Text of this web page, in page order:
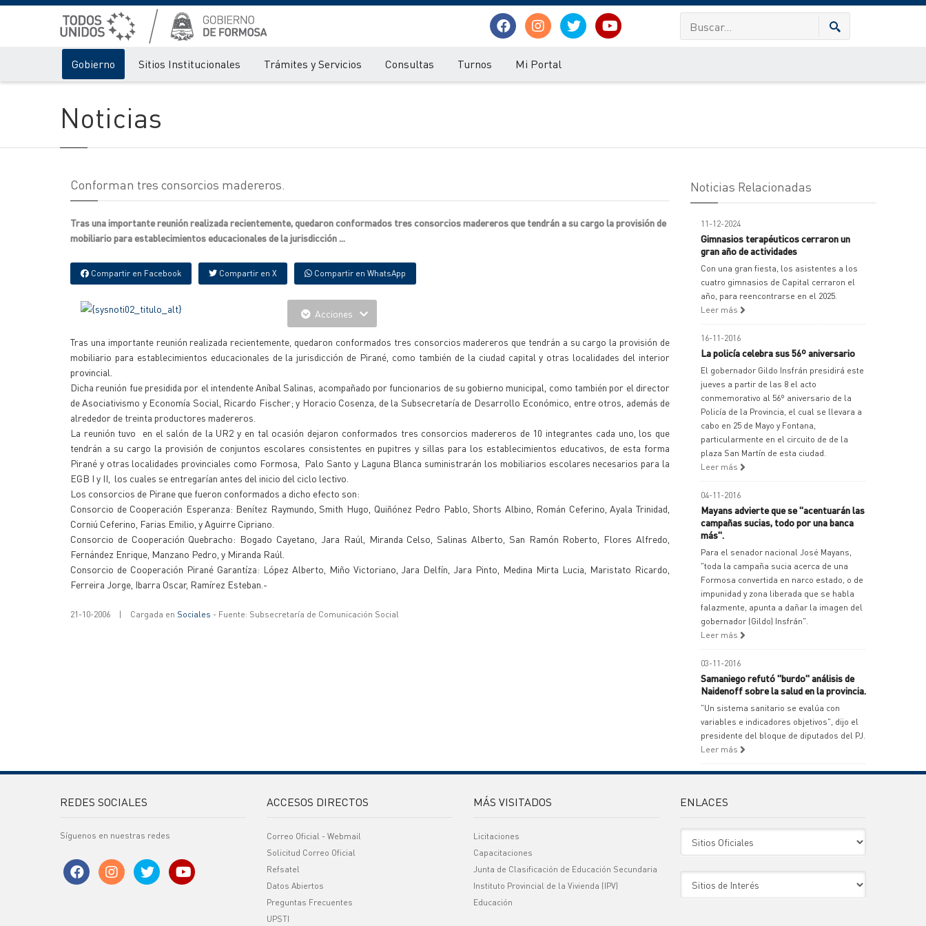
Gobierno Sitios Institucionales Trámites y Servicios Consultas Turnos Mi Portal
Noticias
Conforman tres consorcios madereros.
Tras una importante reunión realizada recientemente, quedaron conformados tres consorcios madereros que tendrán a su cargo la provisión de
mobiliario para establecimientos educacionales de la jurisdicción ...
Compartir en Facebook Compartir en X Compartir en WhatsApp
Acciones
Tras una importante reunión realizada recientemente, quedaron conformados tres consorcios madereros que tendrán a su cargo la provisión de
mobiliario para establecimientos educacionales de la jurisdicción de Pirané, como también de la ciudad capital y otras localidades del interior
provincial.
Dicha reunión fue presidida por el intendente Aníbal Salinas, acompañado por funcionarios de su gobierno municipal, como también por el director
de Asociativismo y Economía Social, Ricardo Fischer; y Horacio Cosenza, de la Subsecretaría de Desarrollo Económico, entre otros, además de
alrededor de treinta productores madereros.
La reunión tuvo en el salón de la UR2 y en tal ocasión dejaron conformados tres consorcios madereros de 10 integrantes cada uno, los que
tendrán a su cargo la provisión de conjuntos escolares consistentes en pupitres y sillas para los establecimientos educativos, de esta forma
Pirané y otras localidades provinciales como Formosa, Palo Santo y Laguna Blanca suministrarán los mobiliarios escolares necesarios para la
EGB I y II, los cuales se entregarían antes del inicio del ciclo lectivo.
Los consorcios de Pirane que fueron conformados a dicho efecto son:
Consorcio de Cooperación Esperanza: Benítez Raymundo, Smith Hugo, Quiñónez Pedro Pablo, Shorts Albino, Román Ceferino, Ayala Trinidad,
Corniú Ceferino, Farias Emilio, y Aguirre Cipriano.
Consorcio de Cooperación Quebracho: Bogado Cayetano, Jara Raúl, Miranda Celso, Salinas Alberto, San Ramón Roberto, Flores Alfredo,
Fernández Enrique, Manzano Pedro, y Miranda Raúl.
Consorcio de Cooperación Pirané Garantíza: López Alberto, Miño Victoriano, Jara Delfín, Jara Pinto, Medina Mirta Lucia, Maristato Ricardo,
Ferreira Jorge, Ibarra Oscar, Ramírez Esteban.-
21-10-2006 | Cargada en Sociales - Fuente: Subsecretaría de Comunicación Social
Noticias Relacionadas
11-12-2024
Gimnasios terapéuticos cerraron un
gran año de actividades
Con una gran fiesta, los asistentes a los
cuatro gimnasios de Capital cerraron el
año, para reencontrarse en el 2025.
Leer más
16-11-2016
La policía celebra sus 56º aniversario
El gobernador Gildo Insfrán presidirá este
jueves a partir de las 8 el acto
conmemorativo al 56º aniversario de la
Policía de la Provincia, el cual se llevara a
cabo en 25 de Mayo y Fontana,
particularmente en el circuito de de la
plaza San Martín de esta ciudad.
Leer más
04-11-2016
Mayans advierte que se "acentuarán las
campañas sucias, todo por una banca
más".
Para el senador nacional José Mayans,
"toda la campaña sucia acerca de una
Formosa convertida en narco estado, o de
impunidad y zona liberada que se habla
falazmente, apunta a dañar la imagen del
gobernador (Gildo) Insfrán".
Leer más
03-11-2016
Samaniego refutó "burdo" análisis de
Naidenoff sobre la salud en la provincia.
"Un sistema sanitario se evalúa con
variables e indicadores objetivos", dijo el
presidente del bloque de diputados del PJ.
Leer más
REDES SOCIALES
Síguenos en nuestras redes
ACCESOS DIRECTOS
Correo Oficial - Webmail
Solicitud Correo Oficial
Refsatel
Datos Abiertos
Preguntas Frecuentes
UPSTI
MÁS VISITADOS
Licitaciones
Capacitaciones
Junta de Clasificación de Educación Secundaria
Instituto Provincial de la Vivienda (IPV)
Educación
ENLACES